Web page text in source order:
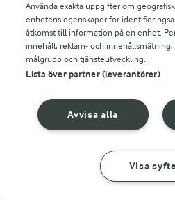
© 2026 Arla Foods
Ändra cookie-inställningar
Använda exakta uppgifter om
enhetens egenskaper för
åtkomst till information på en enhet.
innehåll, reklam- och
målgrupp och tjänsteutveckling.
Lista över partner (leverantörer)
Avvisa alla
Visa